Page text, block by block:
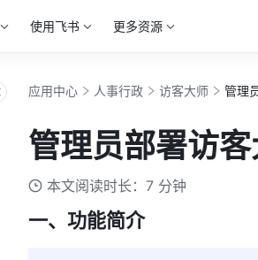
使用飞书 更多资源
应用中心 人事行政 访客大师 管理
管理员部署访
本文阅读时长：7 分钟
一、功能简介